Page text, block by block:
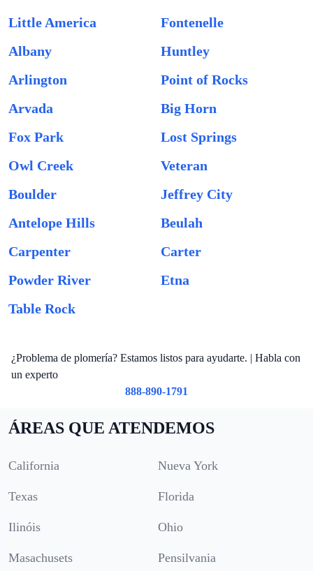
Little America
Fontenelle
Albany
Huntley
Arlington
Point of Rocks
Arvada
Big Horn
Fox Park
Lost Springs
Owl Creek
Veteran
Boulder
Jeffrey City
Antelope Hills
Beulah
Carpenter
Carter
Powder River
Etna
Table Rock
¿Problema de plomería? Estamos listos para ayudarte. | Habla con
un experto
888-890-1791
ÁREAS QUE ATENDEMOS
California Nueva York
Texas Florida
Ilinóis Ohio
Masachusets Pensilvania